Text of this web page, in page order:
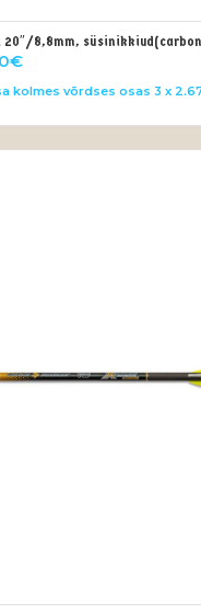
VALI
20″/8,8mm,
€Price
range:
through
299.00€
kolmes võrdses osas 3 x